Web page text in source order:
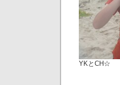
YKとCH☆